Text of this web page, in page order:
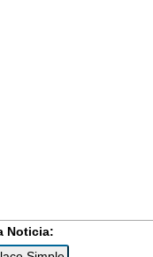
Noticia: